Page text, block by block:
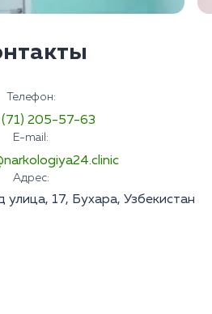
Телефон:
(71) 205-57-63
E-mail:
Адрес:
17, Бухара, Узбекистан